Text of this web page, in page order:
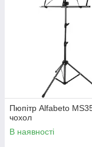
Пюпітр Alfabeto
чохол
В наявності